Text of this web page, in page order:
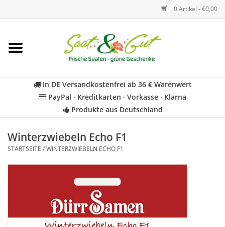
0 Artikel - €0,00
Startseite
Kräuter
Geschenkideen
In DE Versandkostenfrei ab 36 € Warenwert
PayPal · Kreditkarten · Vorkasse · Klarna
Produkte aus Deutschland
Winterzwiebeln Echo F1
STARTSEITE /WINTERZWIEBELN ECHO F1